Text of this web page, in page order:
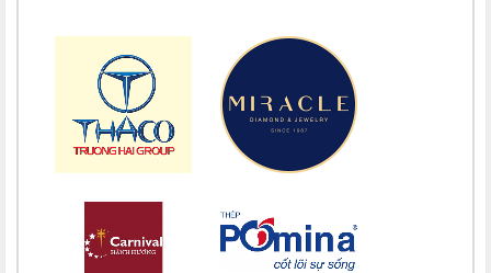
Chúc mừng bổn mạng Maria Vũ Thị Hoài Trang 15/08
Chúc mừng bổn mạng Maria Ngô Thị Thu 15/08
Chúc mừng bổn mạng Chị Maria Trương Thị Thanh Xuân 15/08
Chúc mừng bổn mạng Maria Đỗ Vy Hạ 15/08
Chúc mừng bổn mạng Maria Nguyễn Thị Trung Thu 15/08